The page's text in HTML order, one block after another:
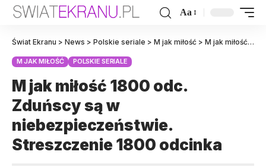
Aa
Świat Ekranu > News > Polskie seriale > M jak miłość > M jak miłość 1800 odc. Zduńscy są w niebezpieczeństwie. Streszczenie 1800 odcinka
M JAK MIŁOŚĆ POLSKIE SERIALE
M jak miłość 1800 odc.
Zduńscy są w
niebezpieczeństwie.
Streszczenie 1800 odcinka